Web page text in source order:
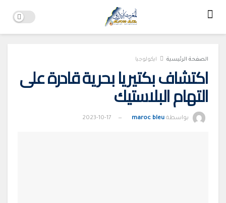
الصفحة الرئيسية ايكولوجيا
اكتشاف بكتيريا بحرية قادرة على
التهام البلاستيك
بواسطة maroc bleu
2023-10-17